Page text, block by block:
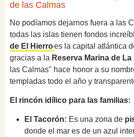
de las Calmas
No podíamos dejarnos fuera a las
todas las islas tienen fondos
de El Hierroes la capital atlántica
gracias a la Reserva Marina de
las Calmas" hace honor a su
templadas todo el año y
El rincón idílico para las familias:
El Tacorón: Es una zona de
donde el mar es de un azul